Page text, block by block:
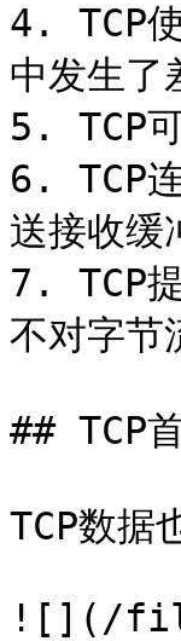
4. TCP
中发生了
5. TCP
6. TCP
送接收缓
7. TCP
不对字节
## TCP
TCP数据
![](/